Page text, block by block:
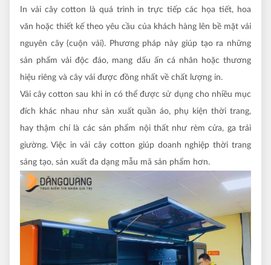
In vải cây cotton là quá trình in trực tiếp các họa tiết, hoa
văn hoặc thiết kế theo yêu cầu của khách hàng lên bề mặt vải
nguyên cây (cuộn vải). Phương pháp này giúp tạo ra những
sản phẩm vải độc đáo, mang dấu ấn cá nhân hoặc thương
hiệu riêng và cây vải được đồng nhất về chất lượng in.
Vải cây cotton sau khi in có thể được sử dụng cho nhiều mục
đích khác nhau như sản xuất quần áo, phụ kiện thời trang,
hay thậm chí là các sản phẩm nội thất như rèm cửa, ga trải
giường. Việc in vải cây cotton giúp doanh nghiệp thời trang
sáng tạo, sản xuất đa dạng mẫu mã sản phẩm hơn.